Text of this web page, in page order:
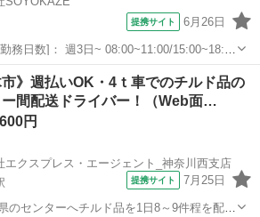
提携サイト 6月26日
県厚木市三田二丁目21番7号 厚木ケアセン
ターそよ風(33219) 本厚木駅バス20分 ...
イバー
市》週払いOK・4ｔ車でのチルド品の
ー間配送ドライバー！（Web面…
円
エクスプレス・エージェント_神奈川西支店
提携サイト 7月25日
のセンターへチルド品を1日8～9件程を配送